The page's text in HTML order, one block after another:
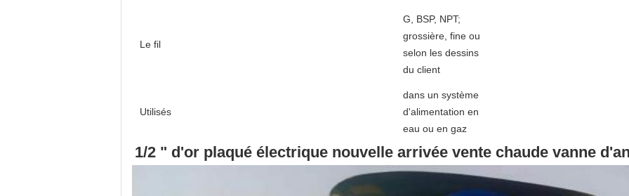
Le fil
G, BSP, NPT;
grossière, fine ou
selon les dessins
du client
Utilisés
dans un système
d'alimentation en
eau ou en gaz
1/2 " d'or plaqué électrique nouvelle arrivée vente chaude vanne